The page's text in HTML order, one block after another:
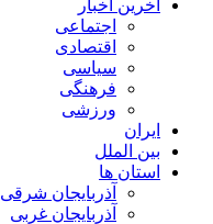
آخرین اخبار
اجتماعی
اقتصادی
سیاسی
فرهنگی
ورزشی
ایران
بین الملل
استان ها
آذربایجان شرقی
آذربایجان غربی